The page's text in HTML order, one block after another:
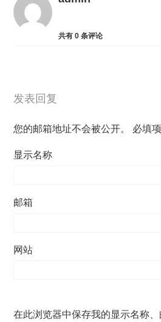
共有0 条评论
发表回复
您的邮箱地址不会被公开。 必填
显示名称
邮箱
网站
在此浏览器中保存我的显示名称、